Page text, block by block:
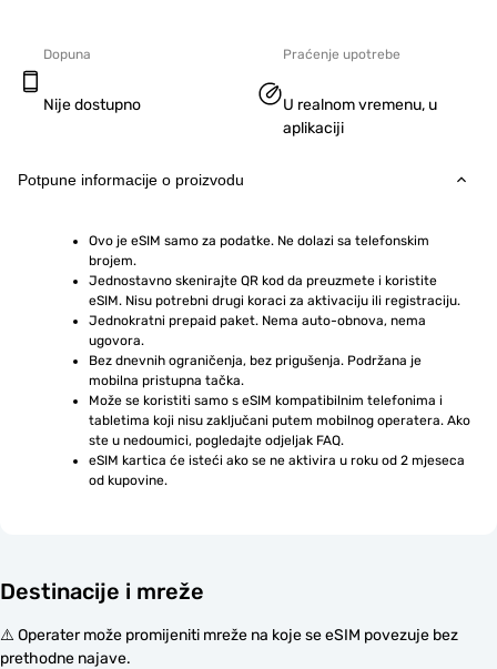
Dopuna
Nije dostupno
Praćenje upotrebe
U realnom vremenu, u
aplikaciji
Potpune informacije o proizvodu
Ovo je eSIM samo za podatke. Ne dolazi sa telefonskim
brojem.
Jednostavno skenirajte QR kod da preuzmete i koristite
eSIM. Nisu potrebni drugi koraci za aktivaciju ili registraciju.
Jednokratni prepaid paket. Nema auto-obnova, nema
ugovora.
Bez dnevnih ograničenja, bez prigušenja. Podržana je
mobilna pristupna tačka.
Može se koristiti samo s eSIM kompatibilnim telefonima i
tabletima koji nisu zaključani putem mobilnog operatera. Ako
ste u nedoumici, pogledajte odjeljak FAQ.
eSIM kartica će isteći ako se ne aktivira u roku od 2 mjeseca
od kupovine.
Destinacije i mreže
⚠️ Operater može promijeniti mreže na koje se eSIM povezuje bez
prethodne najave.